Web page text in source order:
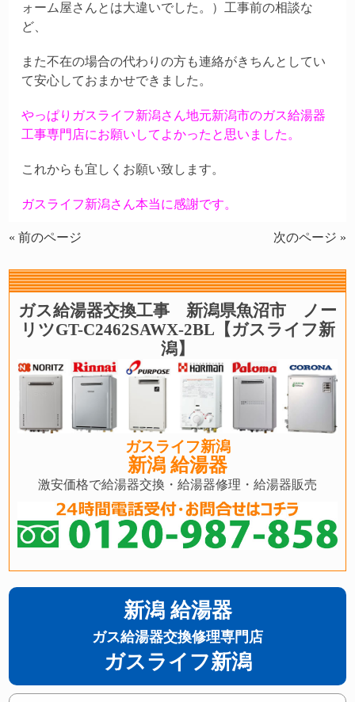
ォーム屋さんとは大違いでした。）工事前の相談な
ど、
また不在の場合の代わりの方も連絡がきちんとしてい
て安心しておまかせできました。
やっぱりガスライフ新潟さん地元新潟市のガス給湯器
工事専門店にお願いしてよかったと思いました。
これからも宜しくお願い致します。
ガスライフ新潟さん本当に感謝です。
« 前のページ 次のページ »
ガス給湯器交換工事 新潟県魚沼市 ノー
リツGT-C2462SAWX-2BL【ガスライフ新
潟】
ガスライフ新潟
新潟 給湯器
激安価格で給湯器交換・給湯器修理・給湯器販売
新潟 給湯器
ガス給湯器交換修理専門店
ガスライフ新潟